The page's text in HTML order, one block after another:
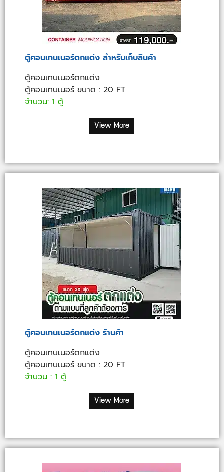
ตู้คอนเทนเนอร์ตกแต่ง สำหรับเก็บสินค้า
ตู้คอนเทนเนอร์ตกแต่ง
ตู้คอนเทนเนอร์ ขนาด : 20 FT
จำนวน: 1 ตู้
View More
ตู้คอนเทนเนอร์ตกแต่ง ร้านค้า
ตู้คอนเทนเนอร์ตกแต่ง
ตู้คอนเทนเนอร์ ขนาด : 20 FT
จำนวน : 1 ตู้
View More